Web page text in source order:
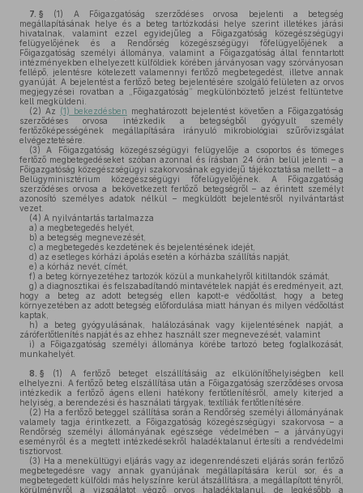
7. § (1)
A Főigazgatóság szerződéses orvosa bejelenti a betegség
megállapításának helye és a beteg tartózkodási helye szerint illetékes járási
hivatalnak, valamint ezzel egyidejűleg a Főigazgatóság közegészségügyi
felügyelőjének és a Rendőrség közegészségügyi főfelügyelőjének a
Főigazgatóság személyi állománya, valamint a Főigazgatóság által fenntartott
intézményekben elhelyezett külföldiek körében járványosan vagy szórványosan
fellépő, jelentésre kötelezett valamennyi fertőző megbetegedést, illetve annak
gyanúját. A bejelentést a fertőző beteg bejelentésére szolgáló felületen az orvos
megjegyzései rovatban a „Főigazgatóság” megkülönböztető jelzést feltüntetve
kell megküldeni.
(2) Az (1) bekezdésben meghatározott bejelentést követően a Főigazgatóság
szerződéses orvosa intézkedik a betegségből gyógyult személy
fertőzőképességének megállapítására irányuló mikrobiológiai szűrővizsgálat
elvégeztetésére.
(3) A Főigazgatóság közegészségügyi felügyelője a csoportos és tömeges
fertőző megbetegedéseket szóban azonnal és írásban 24 órán belül jelenti – a
Főigazgatóság közegészségügyi szakorvosának egyidejű tájékoztatása mellett – a
Belügyminisztérium közegészségügyi főfelügyelőjének. A Főigazgatóság
szerződéses orvosa a bekövetkezett fertőző betegségről – az érintett személyt
azonosító személyes adatok nélkül – megküldött bejelentésről nyilvántartást
vezet.
(4) A nyilvántartás tartalmazza
a) a megbetegedés helyét,
b) a betegség megnevezését,
c) a megbetegedés kezdetének és bejelentésének idejét,
d) az esetleges kórházi ápolás esetén a kórházba szállítás napját,
e) a kórház nevét, címét,
f) a beteg környezetéhez tartozók közül a munkahelyről kitiltandók számát,
g) a diagnosztikai és felszabadítandó mintavételek napját és eredményeit, azt,
hogy a beteg az adott betegség ellen kapott-e védőoltást, hogy a beteg
környezetében az adott betegség előfordulása miatt hányan és milyen védőoltást
kaptak,
h) a beteg gyógyulásának, halálozásának vagy kijelentésének napját, a
zárófertőtlenítés napját és az ehhez használt szer megnevezését, valamint
i) a Főigazgatóság személyi állománya körébe tartozó beteg foglalkozását,
munkahelyét.
8. § (1) A fertőző beteget elszállításáig az elkülönítőhelyiségben kell
elhelyezni. A fertőző beteg elszállítása után a Főigazgatóság szerződéses orvosa
intézkedik a fertőző ágens elleni hatékony fertőtlenítésről, amely kiterjed a
helyiség, a berendezési és használati tárgyak, textíliák fertőtlenítésére.
(2) Ha a fertőző beteggel szállítása során a Rendőrség személyi állományának
valamely tagja érintkezett, a Főigazgatóság közegészségügyi szakorvosa – a
Rendőrség személyi állományának egészsége védelmében – a járványügyi
eseményről és a megtett intézkedésekről haladéktalanul értesíti a rendvédelmi
tisztiorvost.
(3) Ha a menekültügyi eljárás vagy az idegenrendészeti eljárás során fertőző
megbetegedésre vagy annak gyanújának megállapítására kerül sor, és a
megbetegedett külföldi más helyszínre kerül átszállításra, a megállapított tényről,
körülményről a vizsgálatot végző orvos haladéktalanul, de legkésőbb a